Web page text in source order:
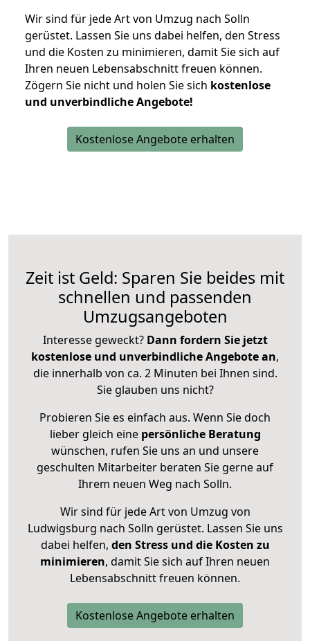
Wir sind für jede Art von Umzug nach Solln
gerüstet. Lassen Sie uns dabei helfen, den Stress
und die Kosten zu minimieren, damit Sie sich auf
Ihren neuen Lebensabschnitt freuen können.
Zögern Sie nicht und holen Sie sich kostenlose
und unverbindliche Angebote!
Kostenlose Angebote erhalten
Zeit ist Geld: Sparen Sie beides mit
schnellen und passenden
Umzugsangeboten
Interesse geweckt? Dann fordern Sie jetzt
kostenlose und unverbindliche Angebote an,
die innerhalb von ca. 2 Minuten bei Ihnen sind.
Sie glauben uns nicht?
Probieren Sie es einfach aus. Wenn Sie doch
lieber gleich eine persönliche Beratung
wünschen, rufen Sie uns an und unsere
geschulten Mitarbeiter beraten Sie gerne auf
Ihrem neuen Weg nach Solln.
Wir sind für jede Art von Umzug von
Ludwigsburg nach Solln gerüstet. Lassen Sie uns
dabei helfen, den Stress und die Kosten zu
minimieren, damit Sie sich auf Ihren neuen
Lebensabschnitt freuen können.
Kostenlose Angebote erhalten